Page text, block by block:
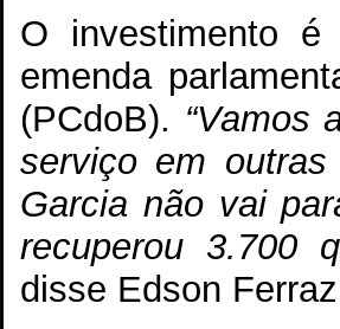
O investimento
emenda
(PCdoB). “Vamos
serviço em
Garcia não vai
recuperou 3.700
disse Edson